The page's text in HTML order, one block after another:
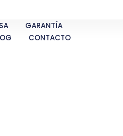
GARANTÍA
CONTACTO